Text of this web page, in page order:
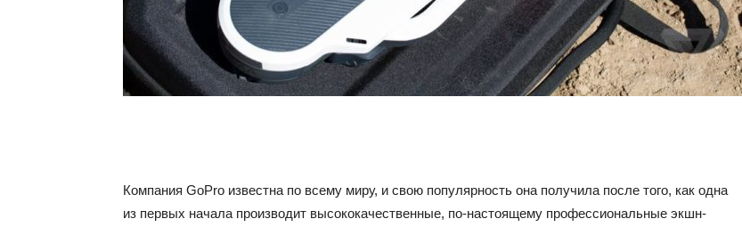
Компания GoPro известна по всему миру, и свою популярность она получила после того, как одна
из первых начала производит высококачественные, по-настоящему профессиональные экшн-